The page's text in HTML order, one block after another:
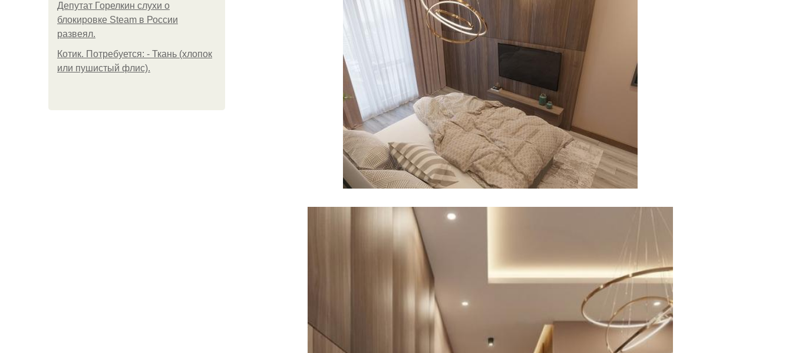
Депутат Горелкин слухи о
блокировке Steam в России
развеял.
Котик. Потребуется: - Ткань (хлопок
или пушистый флис).